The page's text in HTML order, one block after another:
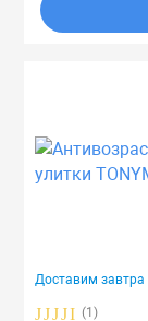
Доставим завтра
(1)